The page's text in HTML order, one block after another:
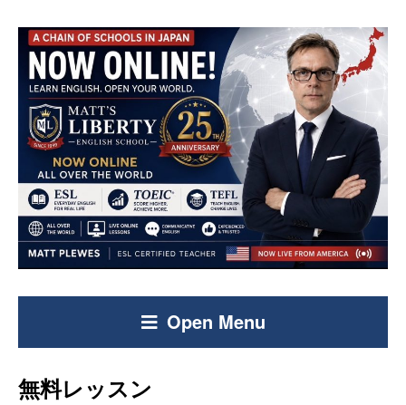
Open Menu
無料レッスン